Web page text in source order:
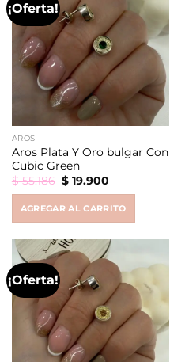
¡Oferta!
AROS
Aros Plata Y Oro bulgar Con
Cubic Green
$55.186 Original
price
$ 55.186.
$19.900Current
$ 19.900.
AGREGAR AL CARRITO
¡Oferta!